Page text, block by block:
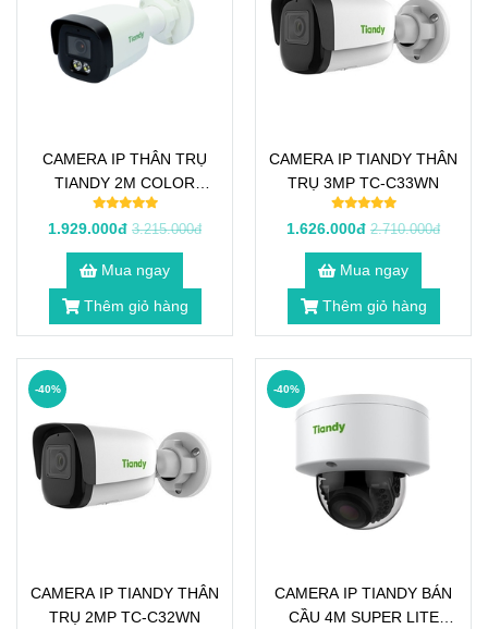
CAMERA IP THÂN TRỤ
TIANDY 2M COLOR
MAKER TC-C32WP
1.929.000đ 3.215.000đ
Mua ngay
Thêm giỏ hàng
CAMERA IP TIANDY THÂN
TRỤ 3MP TC-C33WN
1.626.000đ 2.710.000đ
Mua ngay
Thêm giỏ hàng
CAMERA IP TIANDY THÂN
TRỤ 2MP TC-C32WN
-40%
CAMERA IP TIANDY BÁN
CẦU 4M SUPER LITE
-40%